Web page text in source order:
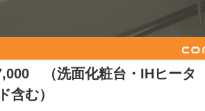
（洗面化粧台・IHヒータ
含む）